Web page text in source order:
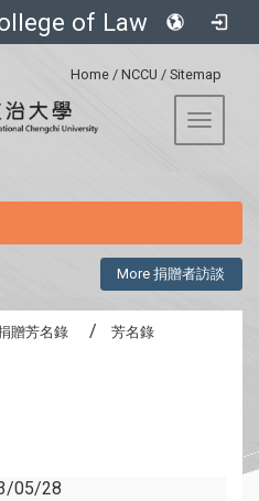
of Law
Home / NCCU / Sitemap
Toggle
More 捐贈者訪談
贈芳名錄 芳名錄
05/28